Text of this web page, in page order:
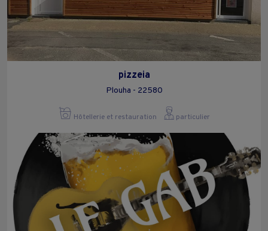
pizzeia
Plouha - 22580
Hôtellerie et restauration particulier